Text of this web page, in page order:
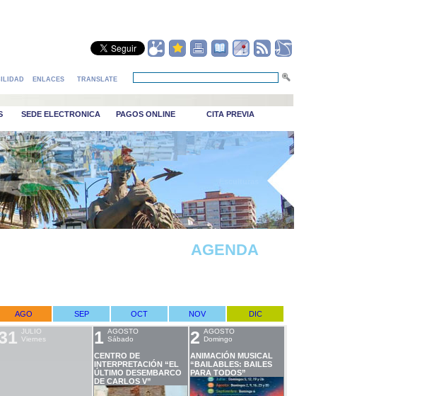
ENLACES TRANSLATE
SEDE ELECTRONICA PAGOS ONLINE CITA PREVIA
AGENDA
AGO SEP OCT NOV DIC
JULIO
Viernes
1 AGOSTO
Sábado
CENTRO DE
INTERPRETACIÓN “EL
ÚLTIMO DESEMBARCO
DE CARLOS V”
2 AGOSTO
Domingo
ANIMACIÓN MUSICAL
“BAILABLES: BAILES
PARA TODOS”